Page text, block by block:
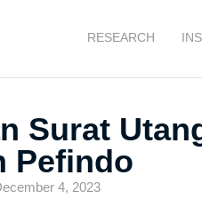
RESEARCH
Surat
Pefindo
4, 2023